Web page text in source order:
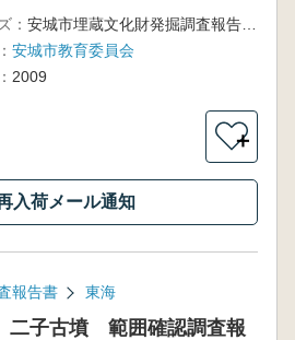
：
安城市埋蔵文化財発掘調査報告書第22集
安城市教育委員会
2009
＋
入荷メール通知
報告書 東海
子古墳 範囲確認調査報